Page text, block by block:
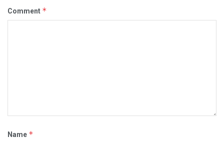
Comment *
Name *